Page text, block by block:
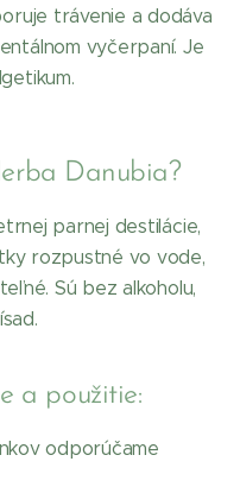
trávenie a dodáva
vyčerpaní. Je
Danubia?
parnej destilácie,
rozpustné vo vode,
Sú bez alkoholu,
a použitie:
odporúčame